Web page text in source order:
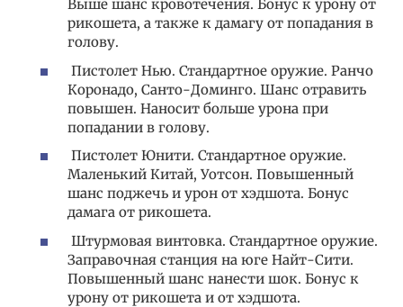
Выше шанс кровотечения. Бонус к урону от
рикошета, а также к дамагу от попадания в
голову.
Пистолет Нью. Стандартное оружие. Ранчо
Коронадо, Санто-Доминго. Шанс отравить
повышен. Наносит больше урона при
попадании в голову.
Пистолет Юнити. Стандартное оружие.
Маленький Китай, Уотсон. Повышенный
шанс поджечь и урон от хэдшота. Бонус
дамага от рикошета.
Штурмовая винтовка. Стандартное оружие.
Заправочная станция на юге Найт-Сити.
Повышенный шанс нанести шок. Бонус к
урону от рикошета и от хэдшота.